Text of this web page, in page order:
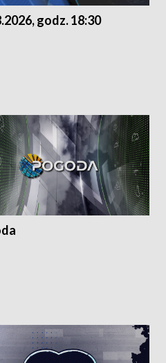
godz. 18:30